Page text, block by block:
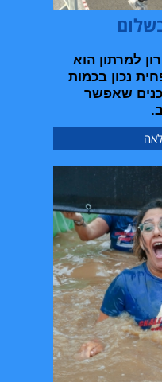
למרתון הוא
נכון בכמות
שאפשר
.